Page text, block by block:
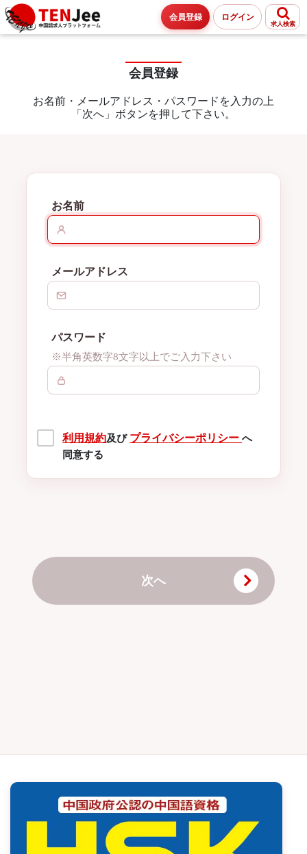
会員登録 ログイン
求人検索
会員登録
お名前・メールアドレス・パスワードを入力の上
「次へ」ボタンを押して下さい。
お名前
メールアドレス
パスワード
※半角英数字8文字以上でご入力下さい
利用規約及び プライバシーポリシーへ
同意する
次へ